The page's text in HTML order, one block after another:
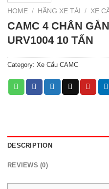
HOME / HÃNG XE TẢI / XE
CAMC 4 CHÂN
URV1004 10 TẤN
Category: Xe Cẩu CAMC
DESCRIPTION
REVIEWS (0)